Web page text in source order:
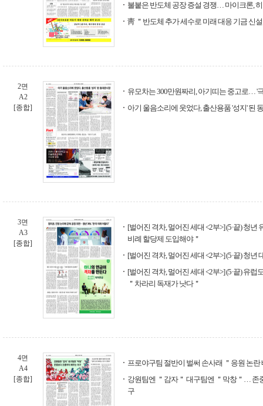
불붙은 반도체 공장 증설 경쟁… 마이크론,
靑 ＂반도체 추가 세수로 미래 대응 기금 신
2면
A2
[종합]
유모차는 300만원짜리, 아기띠는 중고로… '
아기 울음소리에 웃었다, 출산용품 '성지' 된
3면
A3
[종합]
[벌어진 격차, 멀어진 세대 <2부>] (5·끝) 청
비례 할당제 도입해야＂
[벌어진 격차, 멀어진 세대 <2부>] (5·끝) 청년
[벌어진 격차, 멀어진 세대 <2부>] (5·끝) 유
＂차라리 독재가 낫다＂
4면
A4
[종합]
프로야구팀 절반이 벌써 손사래 ＂응원 논란
강원팀엔 ＂감자＂ 대구팀엔 ＂막창＂… 존
구